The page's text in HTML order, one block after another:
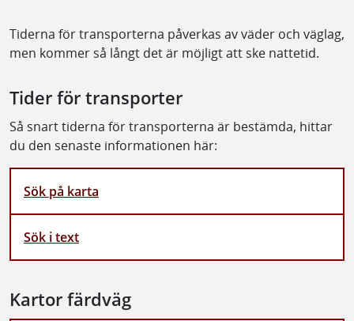
Tiderna för transporterna påverkas av väder och väglag,
men kommer så långt det är möjligt att ske nattetid.
Tider för transporter
Så snart tiderna för transporterna är bestämda, hittar
du den senaste informationen här:
Sök på karta
Sök i text
Kartor färdväg